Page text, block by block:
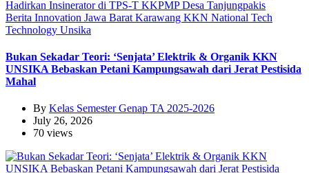
Berita Innovation Jawa Barat Karawang KKN National Tech
Technology Unsika
Bukan Sekadar Teori: ‘Senjata’ Elektrik & Organik KKN
UNSIKA Bebaskan Petani Kampungsawah dari Jerat Pestisida
Mahal
By Kelas Semester Genap TA 2025-2026
July 26, 2026
70 views